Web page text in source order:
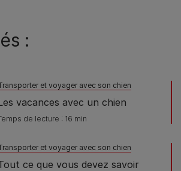
:
et voyager avec son chien
vacances avec un chien
de lecture : 16 min
et voyager avec son chien
ce que vous devez savoir